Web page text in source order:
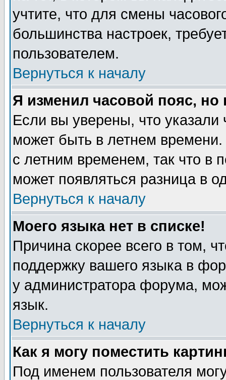
учтите, что для смены
большинства настроек,
пользователем.
Вернуться к началу
Я изменил часовой пояс,
Если вы уверены, что указали
может быть в летнем
с летним временем, так что в
может появляться разница в
Вернуться к началу
Моего языка нет в списке!
Причина скорее всего в том,
поддержку вашего языка в
у администратора форума,
язык.
Вернуться к началу
Как я могу поместить
Под именем пользователя